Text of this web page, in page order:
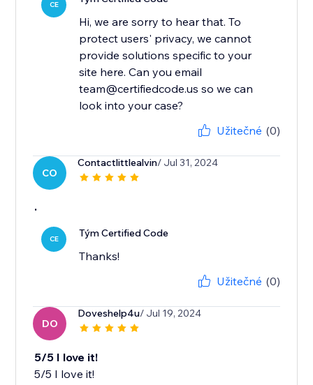
CE
Hi, we are sorry to hear that. To
protect users' privacy, we cannot
provide solutions specific to your
site here. Can you email
team@certifiedcode.us so we can
look into your case?
Užitečné (0)
CO
Contactlittlealvin/ Jul 31, 2024
.
CE Tým Certified Code
Thanks!
Užitečné (0)
DO
Doveshelp4u/ Jul 19, 2024
5/5 I love it!